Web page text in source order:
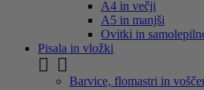
A4 in večji
A5 in manjši
Ovitki in
Pisala in vložki
 
Barvice, flomastri in